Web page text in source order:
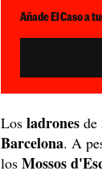
Añade El Caso a
Losladrones de
Barcelona. A
losMossos